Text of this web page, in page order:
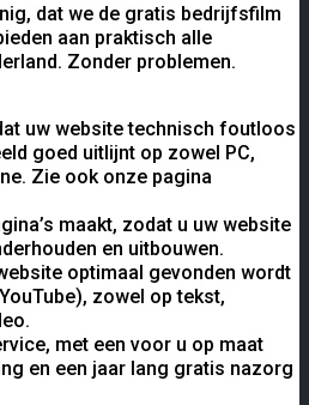
dat we de gratis bedrijfsfilm
aan praktisch alle
Zonder problemen.
uw website technisch foutloos
goed uitlijnt op zowel PC,
Zie ook onze pagina
maakt, zodat u uw website
en uitbouwen.
optimaal gevonden wordt
zowel op tekst,
met een voor u op maat
en een jaar lang gratis nazorg